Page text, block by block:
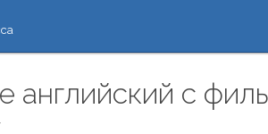
английский с